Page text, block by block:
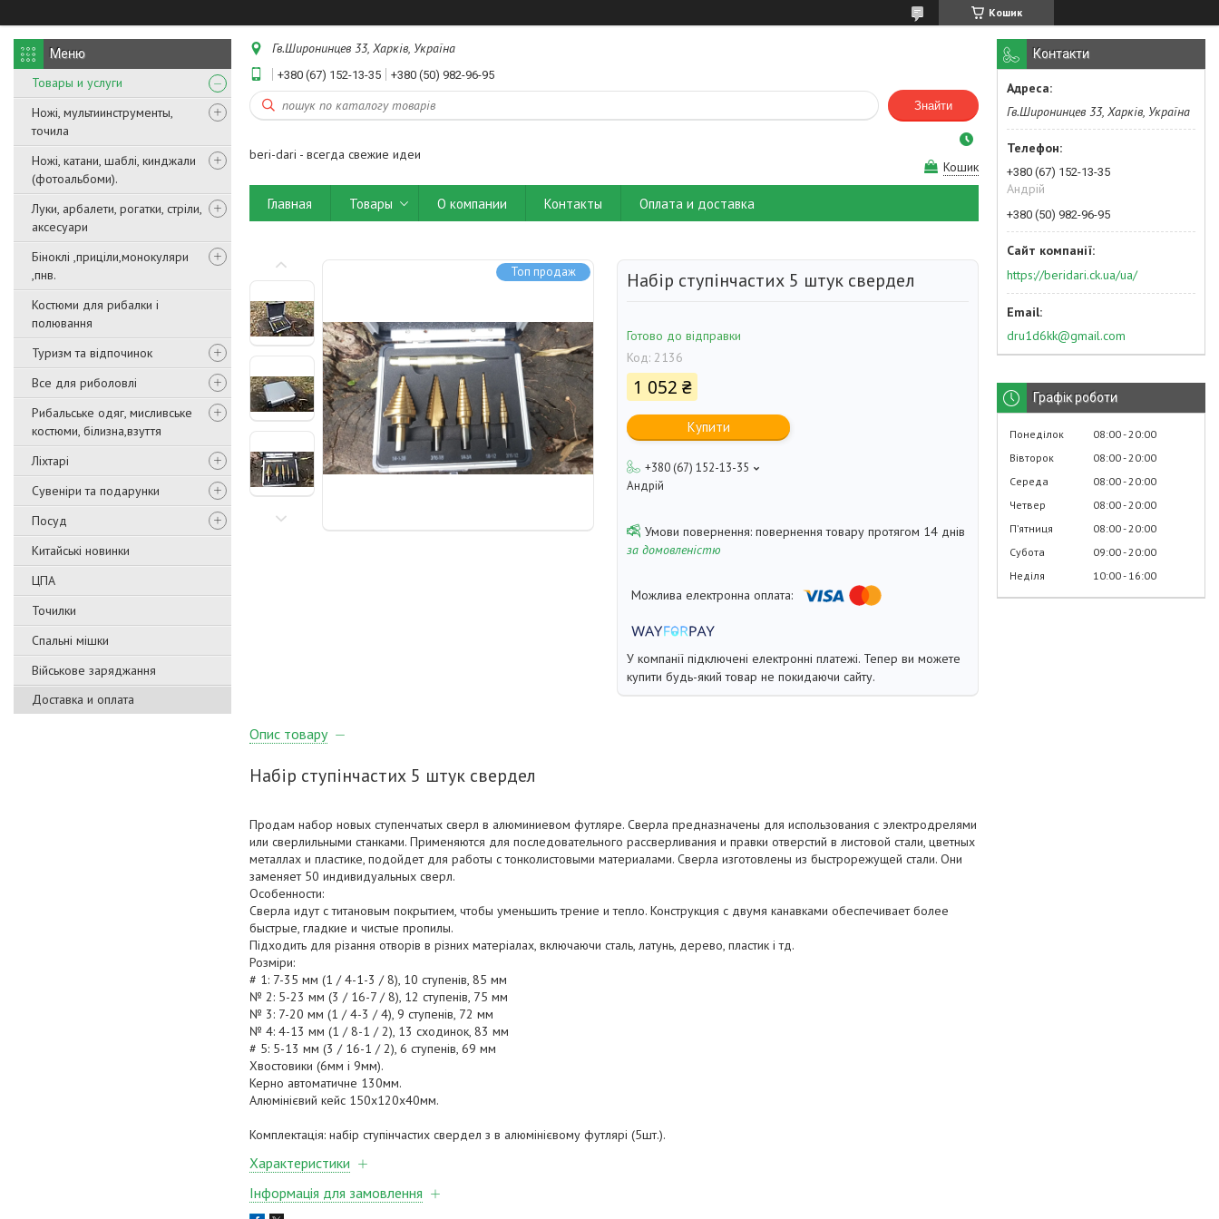
Кошик
Товары и услуги
Ножі, мультиинструменты,
точила
Ножі, катани, шаблі, кинджали
(фотоальбоми).
Луки, арбалети, рогатки, стріли,
аксесуари
Біноклі ,приціли,монокуляри
,пнв.
Костюми для рибалки і
полювання
Туризм та відпочинок
Все для риболовлі
Рибальське одяг, мисливське
костюми, білизна,взуття
Ліхтарі
Сувеніри та подарунки
Посуд
Китайські новинки
ЦПА
Точилки
Спальні мішки
Військове заряджання
Доставка и оплата
Гв.Широнинцев 33, Харків, Україна
+380 (67) 152-13-35 +380 (50) 982-96-95
Знайти
beri-dari - всегда свежие идеи
Кошик
Главная Товары О компании Контакты Оплата и доставка
Топ продаж Набір ступінчастих 5 штук свердел
Готово до відправки
Код: 2136
1 052 ₴
Купити
+380 (67) 152-13-35
Андрій
повернення товару протягом 14 днів
за домовленістю
У компанії підключені електронні платежі. Тепер ви можете
купити будь-який товар не покидаючи сайту.
Опис товару
Набір ступінчастих 5 штук свердел
Продам набор новых ступенчатых сверл в алюминиевом футляре. Сверла предназначены для использования с электродрелями
или сверлильными станками. Применяются для последовательного рассверливания и правки отверстий в листовой стали, цветных
металлах и пластике, подойдет для работы с тонколистовыми материалами. Сверла изготовлены из быстрорежущей стали. Они
заменяет 50 индивидуальных сверл.
Особенности:
Сверла идут с титановым покрытием, чтобы уменьшить трение и тепло. Конструкция с двумя канавками обеспечивает более
быстрые, гладкие и чистые пропилы.
Підходить для різання отворів в різних матеріалах, включаючи сталь, латунь, дерево, пластик і тд.
Розміри:
# 1: 7-35 мм (1 / 4-1-3 / 8), 10 ступенів, 85 мм
№ 2: 5-23 мм (3 / 16-7 / 8), 12 ступенів, 75 мм
№ 3: 7-20 мм (1 / 4-3 / 4), 9 ступенів, 72 мм
№ 4: 4-13 мм (1 / 8-1 / 2), 13 сходинок, 83 мм
# 5: 5-13 мм (3 / 16-1 / 2), 6 ступенів, 69 мм
Хвостовики (6мм і 9мм).
Керно автоматичне 130мм.
Алюмінієвий кейс 150х120х40мм.
Комплектація: набір ступінчастих свердел з в алюмінієвому футлярі (5шт.).
Характеристики
Інформація для замовлення
Контакти
Гв.Широнинцев 33, Харків, Україна
+380 (67) 152-13-35
Андрій
+380 (50) 982-96-95
https://beridari.ck.ua/ua/
dru1d6kk@gmail.com
Графік роботи
Понеділок 08:00 20:00
Вівторок
08:00 20:00
Середа
08:00 20:00
Четвер
08:00 20:00
Пʼятниця
08:00 20:00
Субота
09:00 20:00
Неділя
10:00 16:00